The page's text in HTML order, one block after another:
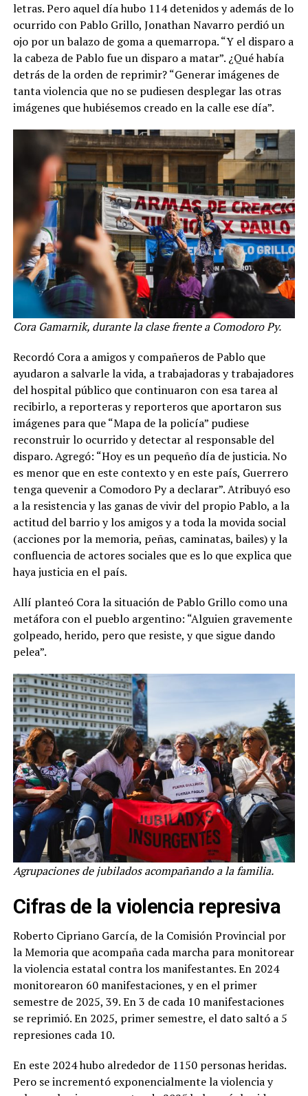
letras. Pero aquel día hubo 114 detenidos y además de lo
ocurrido con Pablo Grillo, Jonathan Navarro perdió un
ojo por un balazo de goma a quemarropa. “Y el disparo a
la cabeza de Pablo fue un disparo a matar”. ¿Qué había
detrás de la orden de reprimir? “Generar imágenes de
tanta violencia que no se pudiesen desplegar las otras
imágenes que hubiésemos creado en la calle ese día”.
Cora Gamarnik, durante la clase frente a Comodoro Py.
Recordó Cora a amigos y compañeros de Pablo que
ayudaron a salvarle la vida, a trabajadoras y trabajadores
del hospital público que continuaron con esa tarea al
recibirlo, a reporteras y reporteros que aportaron sus
imágenes para que “Mapa de la policía” pudiese
reconstruir lo ocurrido y detectar al responsable del
disparo. Agregó: “Hoy es un pequeño día de justicia. No
es menor que en este contexto y en este país, Guerrero
tenga quevenir a Comodoro Py a declarar”. Atribuyó eso
a la resistencia y las ganas de vivir del propio Pablo, a la
actitud del barrio y los amigos y a toda la movida social
(acciones por la memoria, peñas, caminatas, bailes) y la
confluencia de actores sociales que es lo que explica que
haya justicia en el país.
Allí planteó Cora la situación de Pablo Grillo como una
metáfora con el pueblo argentino: “Alguien gravemente
golpeado, herido, pero que resiste, y que sigue dando
pelea”.
Agrupaciones de jubilados acompañando a la familia.
Cifras de la violencia represiva
Roberto Cipriano García, de la Comisión Provincial por
la Memoria que acompaña cada marcha para monitorear
la violencia estatal contra los manifestantes. En 2024
monitorearon 60 manifestaciones, y en el primer
semestre de 2025, 39. En 3 de cada 10 manifestaciones
se reprimió. En 2025, primer semestre, el dato saltó a 5
represiones cada 10.
En este 2024 hubo alrededor de 1150 personas heridas.
Pero se incrementó exponencialmente la violencia y